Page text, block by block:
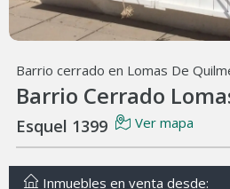
Barrio cerrado en Lomas De
Barrio Cerrado
Esquel 1399 Ver mapa
Inmuebles en venta desde: